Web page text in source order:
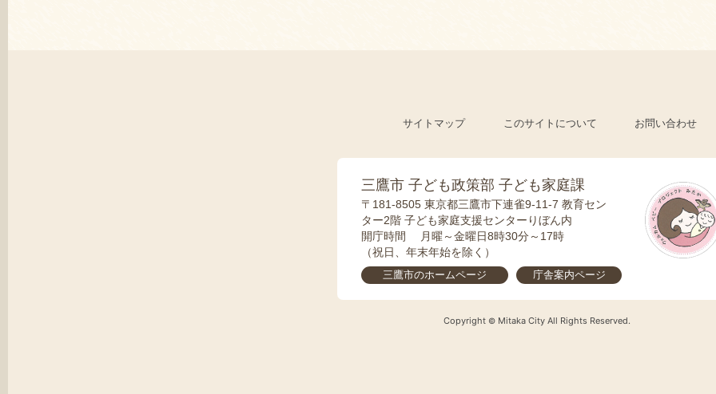
サイトマップ このサイトについて お問い合わせ
三鷹市 子ども政策部 子ども家庭課
〒181-8505 東京都三鷹市下連雀9-11-7 教育セン
ター2階 子ども家庭支援センターりぼん内
開庁時間
月曜～金曜日8時30分～17時
（祝日、年末年始を除く）
三鷹市のホームページ 庁舎案内ページ
Copyright © Mitaka City All Rights Reserved.